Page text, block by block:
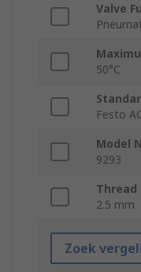
Valve
50°C
Festo
Model
9293
Thread
2.5 mm
Zoek